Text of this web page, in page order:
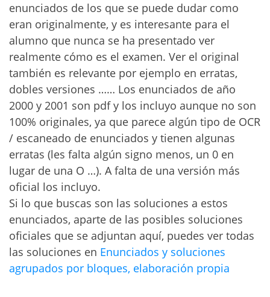
enunciados de los que se puede dudar como
eran originalmente, y es interesante para el
alumno que nunca se ha presentado ver
realmente cómo es el examen. Ver el original
también es relevante por ejemplo en erratas,
dobles versiones …… Los enunciados de año
2000 y 2001 son pdf y los incluyo aunque no son
100% originales, ya que parece algún tipo de OCR
/ escaneado de enunciados y tienen algunas
erratas (les falta algún signo menos, un 0 en
lugar de una O …). A falta de una versión más
oficial los incluyo.
Si lo que buscas son las soluciones a estos
enunciados, aparte de las posibles soluciones
oficiales que se adjuntan aquí, puedes ver todas
las soluciones en Enunciados y soluciones
agrupados por bloques, elaboración propia